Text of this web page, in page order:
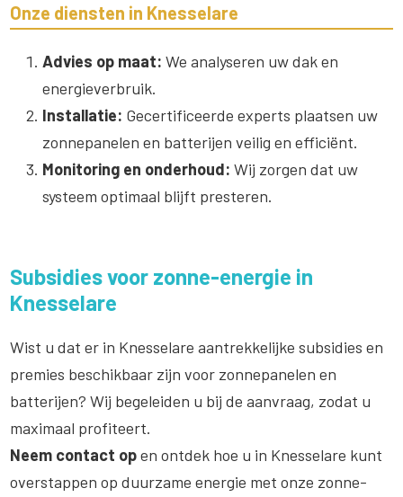
Onze diensten in Knesselare
Advies op maat: We analyseren uw dak en
energieverbruik.
Installatie: Gecertificeerde experts plaatsen uw
zonnepanelen en batterijen veilig en efficiënt.
Monitoring en onderhoud: Wij zorgen dat uw
systeem optimaal blijft presteren.
Subsidies voor zonne-energie in
Knesselare
Wist u dat er in Knesselare aantrekkelijke subsidies en
premies beschikbaar zijn voor zonnepanelen en
batterijen? Wij begeleiden u bij de aanvraag, zodat u
maximaal profiteert.
Neem contact open ontdek hoe u in Knesselare kunt
overstappen op duurzame energie met onze zonne-